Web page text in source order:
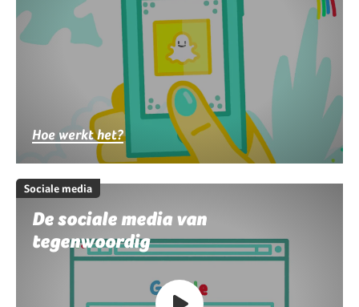
Hoe werkt het?
Sociale media
De sociale media van
tegenwoordig